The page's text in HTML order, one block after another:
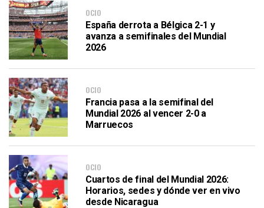
OCIO
España derrota a Bélgica 2-1 y
avanza a semifinales del Mundial
2026
OCIO
Francia pasa a la semifinal del
Mundial 2026 al vencer 2-0 a
Marruecos
OCIO
Cuartos de final del Mundial 2026:
Horarios, sedes y dónde ver en vivo
desde Nicaragua